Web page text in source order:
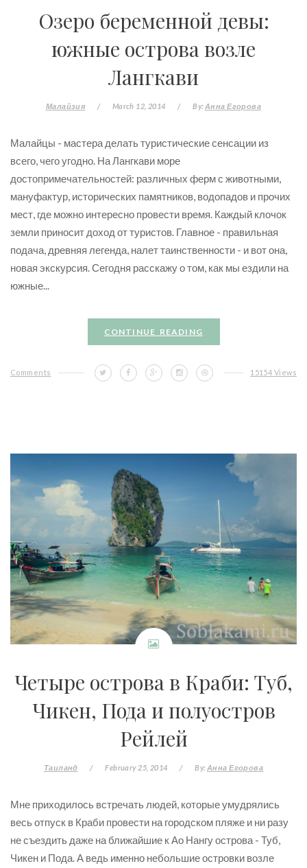
Озеро беременной девы:
южные острова возле
Лангкави
Малайзия / March 12, 2014 / By: Анна Егорова
Малайцы - мастера делать туристические сенсации из
всего, чего угодно. На Лангкави море
достопримечательностей: различных ферм с животными,
мануфактур, исторических памятников, водопадов и прочих
мест, где можно интересно провести время. Каждый клочок
земли приносит доход от туристов. Главное - правильная
подача, древняя легенда, налет таинственности - и вот она,
новая экскурсия. Сегодня расскажу о том, как мы ездили на
южные...
CONTINUE READING
Comments 15154 Views
Четыре острова в Краби: Туб,
Чикен, Пода и полуостров
Рейлей
Таиланд / February 25, 2014 / By: Анна Егорова
Мне приходилось встречать людей, которые умудрялись
весь отпуск в Краби провести на городском пляже и ни разу
не съездить даже на ближайшие к Ао Нангу острова - Туб,
Чикен и Пода. А ведь именно небольшие островки возле